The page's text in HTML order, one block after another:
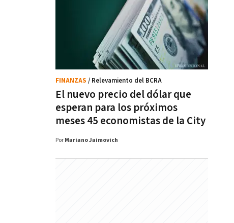
El nuevo precio del dólar que
esperan para los próximos
meses 45 economistas de la City
FINANZAS / Relevamiento del BCRA
Por Mariano Jaimovich